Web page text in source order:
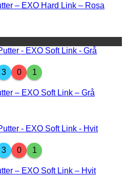
– EXO Hard Link – Rosa
3 0 1
– EXO Soft Link – Grå
3 0 1
– EXO Soft Link – Hvit